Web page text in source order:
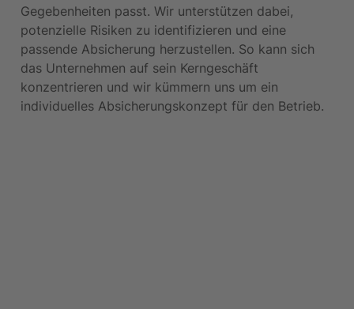
Gegebenheiten passt. Wir unterstützen dabei,
potenzielle Risiken zu identifizieren und eine
passende Absicherung herzustellen. So kann sich
das Unternehmen auf sein Kerngeschäft
konzentrieren und wir kümmern uns um ein
individuelles Absicherungskonzept für den Betrieb.